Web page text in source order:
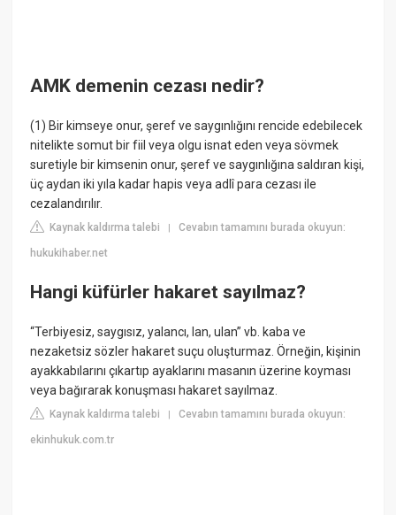
AMK demenin cezası nedir?
(1) Bir kimseye onur, şeref ve saygınlığını rencide edebilecek
nitelikte somut bir fiil veya olgu isnat eden veya sövmek
suretiyle bir kimsenin onur, şeref ve saygınlığına saldıran kişi,
üç aydan iki yıla kadar hapis veya adlî para cezası ile
cezalandırılır.
Kaynak kaldırma talebi |Cevabın tamamını burada okuyun:
hukukihaber.net
Hangi küfürler hakaret sayılmaz?
“Terbiyesiz, saygısız, yalancı, lan, ulan” vb. kaba ve
nezaketsiz sözler hakaret suçu oluşturmaz. Örneğin, kişinin
ayakkabılarını çıkartıp ayaklarını masanın üzerine koyması
veya bağırarak konuşması hakaret sayılmaz.
Kaynak kaldırma talebi |Cevabın tamamını burada okuyun:
ekinhukuk.com.tr